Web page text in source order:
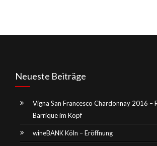
Neueste Beiträge
Vigna San Francesco Chardonnay 2016 –
Barrique im Kopf
wineBANK Köln – Eröffnung